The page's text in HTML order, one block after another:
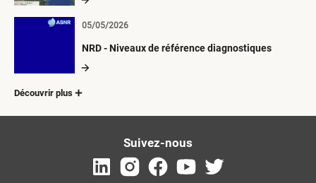
NRD - Niveaux de référence diagnostiques
05/05/2026
Découvrir plus
Suivez-nous